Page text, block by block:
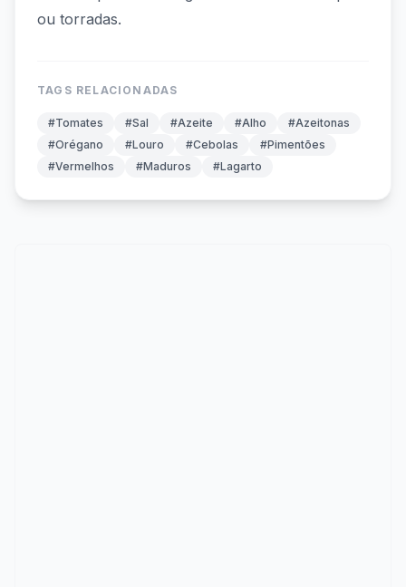
ou torradas.
TAGS RELACIONADAS
#Tomates #Sal #Azeite #Alho
#Azeitonas
#Orégano
#Louro #Cebolas
#Pimentões
#Vermelhos
#Maduros #Lagarto